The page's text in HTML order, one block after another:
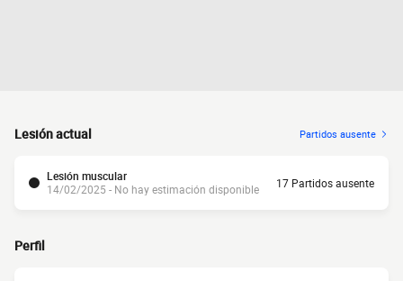
Lesión actual Partidos ausente
Lesión muscular
14/02/2025 - No hay estimación disponible
17 Partidos ausente
Perfil